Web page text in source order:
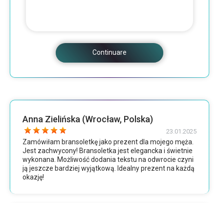
Continuare
Anna Zielińska (Wrocław, Polska)
23.01.2025
Zamówiłam bransoletkę jako prezent dla mojego męża.
Jest zachwycony! Bransoletka jest elegancka i świetnie
wykonana. Możliwość dodania tekstu na odwrocie czyni
ją jeszcze bardziej wyjątkową. Idealny prezent na każdą
okazję!